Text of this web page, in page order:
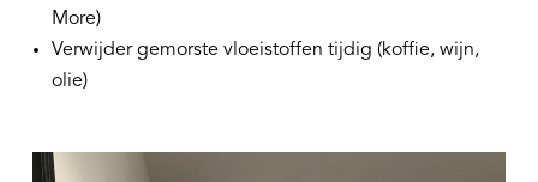
More)
Verwijder gemorste vloeistoffen tijdig (koffie, wijn,
olie)